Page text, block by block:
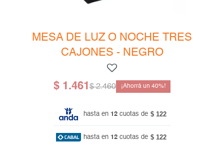
MESA DE LUZ O NOCHE TRES
CAJONES - NEGRO
$ 1.461 $ 2.460 40
hasta en 12 cuotas de $ 122
hasta en 12 cuotas de $ 122
Bibliotecas